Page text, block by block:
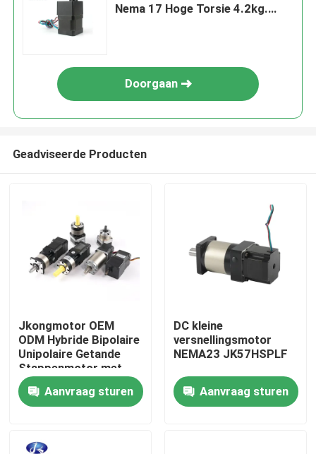
Huis
Producten
Nema 17 Hoge Torsie 4.2kg.
Doorgaan
Geadviseerde Producten
Jkongmotor OEM
ODM Hybride Bipolaire
Unipolaire Getande
Stappenmotor met
Versnellingsbak
Encoder Rem
Geïntegreerde Driver
Aanvraag sturen
DC kleine
versnellingsmotor
NEMA23 JK57HSPLF
Aanvraag sturen